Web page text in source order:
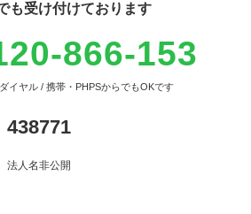
も受け付けております
866-153
イヤル / 携帯・PHPSからでもOKです
438771
法人名非公開